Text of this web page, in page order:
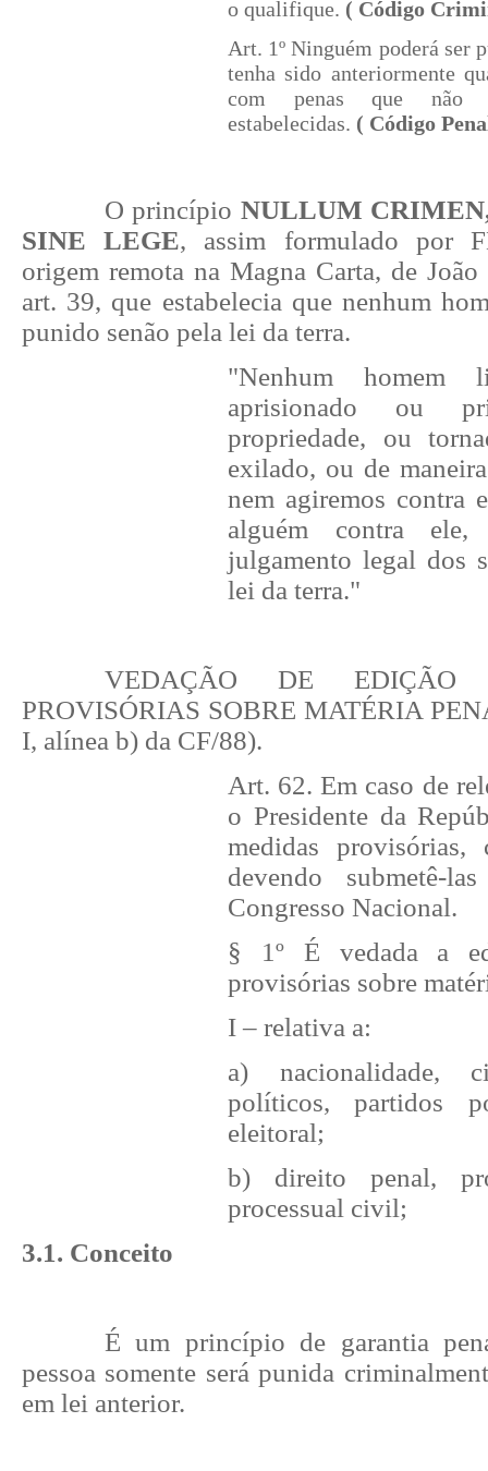
o qualifique. ( Código
Art. 1º Ninguém poderá ser
tenha sido anteriormente
com penas que não
estabelecidas. ( Código
O princípio NULLUM
SINE LEGE, assim formulado por
origem remota na Magna Carta, de João
art. 39, que estabelecia que nenhum
punido senão pela lei da terra.
"Nenhum homem
aprisionado ou
propriedade, ou
exilado, ou de
nem agiremos contra
alguém contra
julgamento legal dos
lei da terra."
VEDAÇÃO DE EDIÇÃO
PROVISÓRIAS SOBRE MATÉRIA
I, alínea b) da CF/88).
Art. 62. Em caso de
o Presidente da
medidas
devendo submetê-
Congresso Nacional.
§ 1º É vedada a
provisórias sobre
I – relativa a:
a) nacionalidade,
políticos, partidos
eleitoral;
b) direito penal,
processual civil;
3.1. Conceito
É um princípio de garantia
pessoa somente será punida
em lei anterior.